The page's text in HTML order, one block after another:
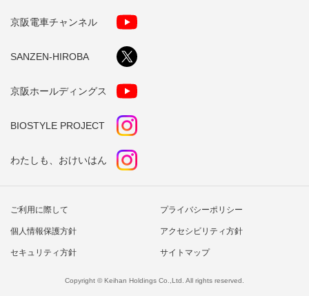
075-531-3100（京都陶磁器協同組合連合会）
五条大橋東詰から東大路通までの五条坂に約400軒の露店が並ぶ日
本最大級の陶器市。全国各地から様々な器が集まり、出店者との会
9時～22時30分頃
京阪電車チャンネル
SANZEN-HIROBA
京阪ホールディングス
BIOSTYLE PROJECT
わたしも、おけいはん
ご利用に際して プライバシーポリシー
個人情報保護方針 アクセシビリティ方針
セキュリティ方針 サイトマップ
Copyright © Keihan Holdings Co.,Ltd. All rights reserved.